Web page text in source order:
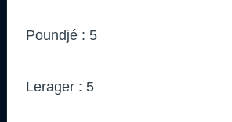
Poundjé : 5
Lerager : 5